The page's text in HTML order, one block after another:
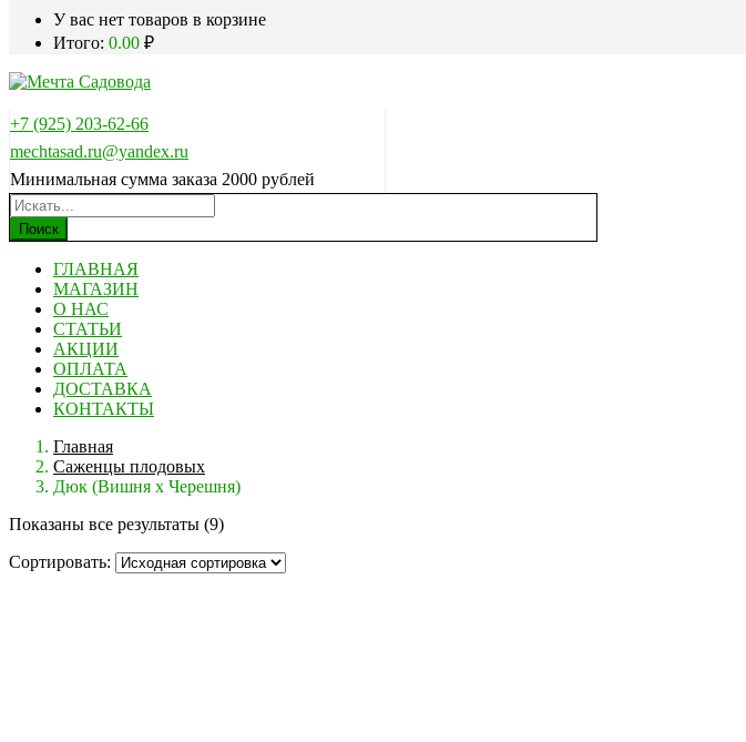
У вас нет товаров в корзине
Итого: 0.00 ₽
+7 (925) 203-62-66
mechtasad.ru@yandex.ru
Минимальная сумма заказа 2000 рублей
Поиск
ГЛАВНАЯ
МАГАЗИН
О НАС
СТАТЬИ
АКЦИИ
ОПЛАТА
ДОСТАВКА
КОНТАКТЫ
Главная
Саженцы плодовых
Дюк (Вишня х Черешня)
Показаны все результаты (9)
Сортировать: